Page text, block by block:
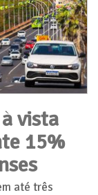
vista
15%
até três